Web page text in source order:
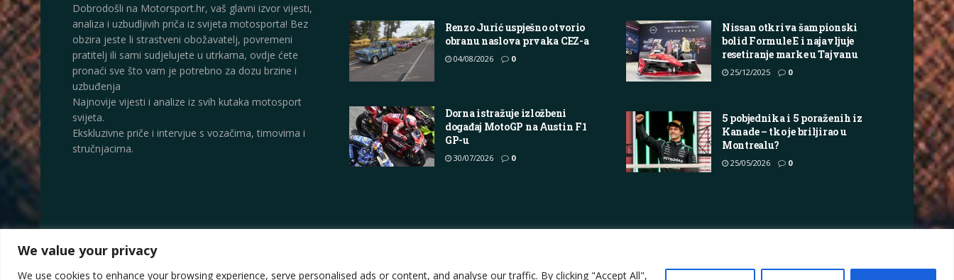
We value your privacy
We use cookies to enhance your browsing experience, serve personalised ads or content, and analyse our traffic. By clicking "Accept All",
Dobrodošli na Motorsport.hr, vaš glavni izvor vijesti,
analiza i uzbudljivih priča iz svijeta motosporta! Bez
obzira jeste li strastveni obožavatelj, povremeni
pratitelj ili sami sudjelujete u utrkama, ovdje ćete
pronaći sve što vam je potrebno za dozu brzine i
uzbuđenja
Najnovije vijesti i analize iz svih kutaka motosport
svijeta.
Ekskluzivne priče i intervjue s vozačima, timovima i
stručnjacima.
Renzo Jurić uspješno otvorio
obranu naslova prvaka CEZ-a
04/08/2026 0
Dorna istražuje izložbeni
događaj MotoGP na Austin F1
GP-u
30/07/2026 0
Nissan otkriva šampionski
bolid Formule E i najavljuje
resetiranje marke u Tajvanu
25/12/2025 0
5 pobjednika i 5 poraženih iz
Kanade – tko je briljirao u
Montrealu?
25/05/2026 0
Privacy Policy Terms Marketing i oglašavanje